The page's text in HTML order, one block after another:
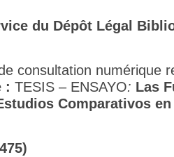
du Dépôt Légal
consultation numérique
: TESIS – ENSAYO: Las
Comparativos